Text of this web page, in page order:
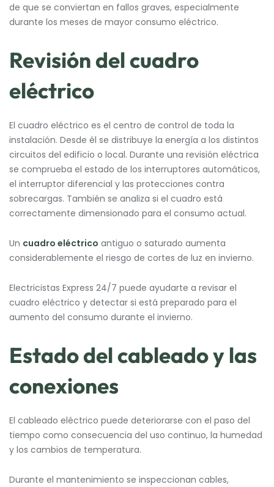
de que se conviertan en fallos graves, especialmente
durante los meses de mayor consumo eléctrico.
Revisión del cuadro
eléctrico
El cuadro eléctrico es el centro de control de toda la
instalación. Desde él se distribuye la energía a los distintos
circuitos del edificio o local. Durante una revisión eléctrica
se comprueba el estado de los interruptores automáticos,
el interruptor diferencial y las protecciones contra
sobrecargas. También se analiza si el cuadro está
correctamente dimensionado para el consumo actual.
Un cuadro eléctrico antiguo o saturado aumenta
considerablemente el riesgo de cortes de luz en invierno.
Electricistas Express 24/7 puede ayudarte a revisar el
cuadro eléctrico y detectar si está preparado para el
aumento del consumo durante el invierno.
Estado del cableado y las
conexiones
El cableado eléctrico puede deteriorarse con el paso del
tiempo como consecuencia del uso continuo, la humedad
y los cambios de temperatura.
Durante el mantenimiento se inspeccionan cables,